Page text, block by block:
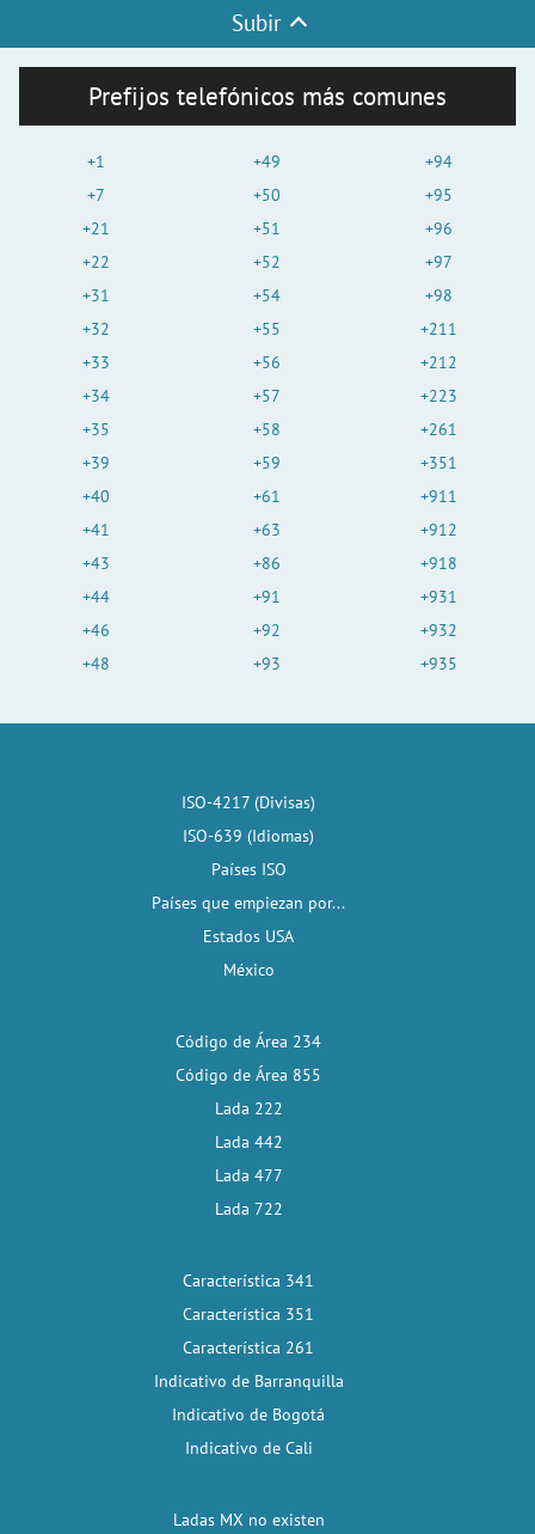
Subir
Prefijos telefónicos más comunes
+1
+7
+21
+22
+31
+32
+33
+34
+35
+39
+40
+41
+43
+44
+46
+48
+49
+50
+51
+52
+54
+55
+56
+57
+58
+59
+61
+63
+86
+91
+92
+93
+94
+95
+96
+97
+98
+211
+212
+223
+261
+351
+911
+912
+918
+931
+932
+935
ISO-4217 (Divisas)
ISO-639 (Idiomas)
Países ISO
Países que empiezan por...
Estados USA
México
Código de Área 234
Código de Área 855
Lada 222
Lada 442
Lada 477
Lada 722
Característica 341
Característica 351
Característica 261
Indicativo de Barranquilla
Indicativo de Bogotá
Indicativo de Cali
Ladas MX no existen